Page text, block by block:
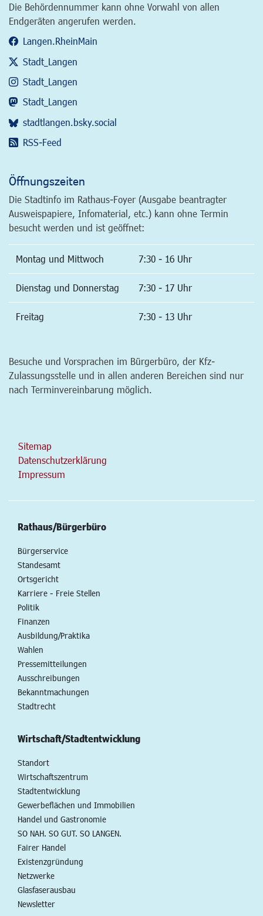
Die Behördennummer kann ohne Vorwahl von allen
Endgeräten angerufen werden.
Langen.RheinMain
Stadt_Langen
Stadt_Langen
Stadt_Langen
stadtlangen.bsky.social
RSS-Feed
Öffnungszeiten
Die Stadtinfo im Rathaus-Foyer (Ausgabe beantragter
Ausweispapiere, Infomaterial, etc.) kann ohne Termin
besucht werden und ist geöffnet:
Montag und Mittwoch 7:30 - 16 Uhr
Dienstag und Donnerstag 7:30 - 17 Uhr
Freitag 7:30 - 13 Uhr
Besuche und Vorsprachen im Bürgerbüro, der Kfz-
Zulassungsstelle und in allen anderen Bereichen sind nur
nach Terminvereinbarung möglich.
Sitemap
Datenschutzerklärung
Impressum
Rathaus/Bürgerbüro
Bürgerservice
Standesamt
Ortsgericht
Karriere - Freie Stellen
Politik
Finanzen
Ausbildung/Praktika
Wahlen
Pressemitteilungen
Ausschreibungen
Bekanntmachungen
Stadtrecht
Wirtschaft/Stadtentwicklung
Standort
Wirtschaftszentrum
Stadtentwicklung
Gewerbeflächen und Immobilien
Handel und Gastronomie
SO NAH. SO GUT. SO LANGEN.
Fairer Handel
Existenzgründung
Netzwerke
Glasfaserausbau
Newsletter